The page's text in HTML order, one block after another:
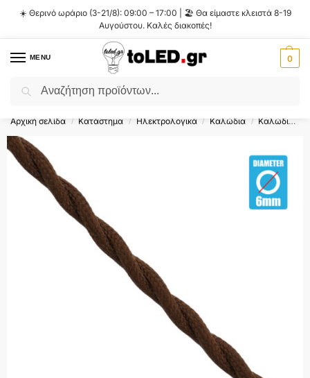
☀️ Θερινό ωράριο (3-21/8): 09:00 – 17:00 | 🏖️ Θα είμαστε κλειστά 8-19
Αυγούστου. Καλές διακοπές!
MENU 0
Flash Sale ⚡ 10% Έκπτωση με τον κωδικό
Αρχική σελίδα / Κατάστημα / Ηλεκτρολογικά / Καλώδια / Καλώδια Ρεύματος